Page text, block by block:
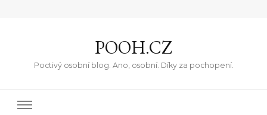
POOH.CZ
Poctivý osobní blog. Ano, osobní. Díky za pochopení.